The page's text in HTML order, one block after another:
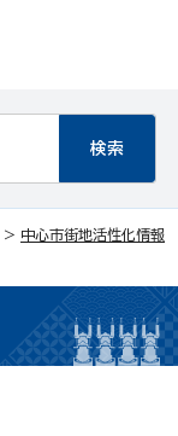
> 中心市街地活性化情報